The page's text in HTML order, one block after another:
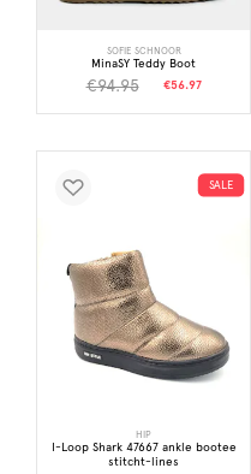
SOFIE SCHNOOR
MinaSY Teddy Boot
€94.95 €56.97
SALE
HIP
I-Loop Shark 47667 ankle bootee
stitcht-lines